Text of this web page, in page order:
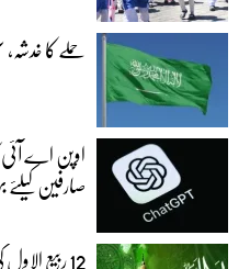
حملے کا
اوپن اے
صارفین
12 ربیع الاول کی چھٹی سے متعلق اہم خبر آگئی